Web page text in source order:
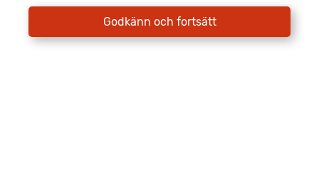
Godkänn och fortsätt